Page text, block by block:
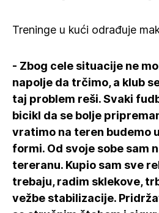
Treninge u kući odrađuje
- Zbog cele situacije ne
napolje da trčimo, a klub
taj problem reši. Svaki
bicikl da se bolje
vratimo na teren budemo
formi. Od svoje sobe sam
tereranu. Kupio sam sve
trebaju, radim sklekove,
vežbe stabilizacije.